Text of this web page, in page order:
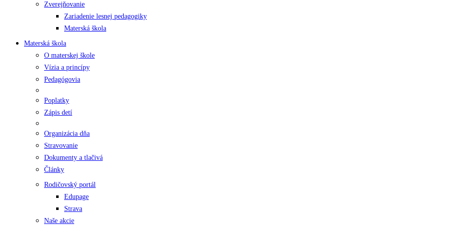
Zverejňovanie
Zariadenie lesnej pedagogiky
Materská škola
Materská škola
O materskej škole
Vízia a princípy
Pedagógovia
Poplatky
Zápis detí
Organizácia dňa
Stravovanie
Dokumenty a tlačivá
Články
Rodičovský portál
Edupage
Strava
Naše akcie